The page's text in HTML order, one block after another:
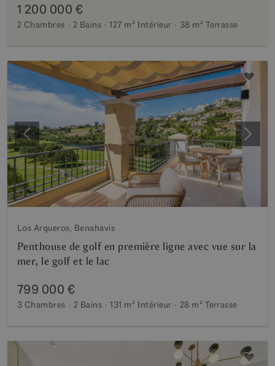
1 200 000 €
2 Chambres 2 Bains 127 m² Intérieur 38 m² Terrasse
Précédent
Los Arqueros, Benahavis
Penthouse de golf en première ligne avec vue sur la
mer, le golf et le lac
799 000 €
3 Chambres 2 Bains 131 m² Intérieur 28 m² Terrasse